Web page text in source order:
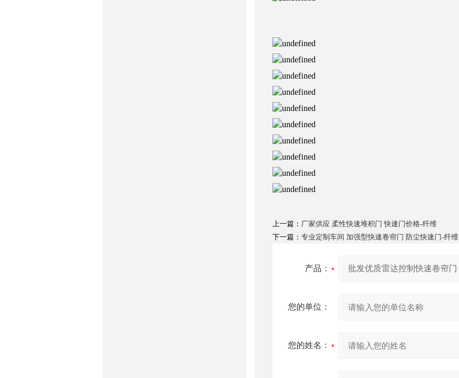
上一篇： 厂家供应 柔性快速堆积门 快速门价格-纤维
下一篇： 专业定制车间 加强型快速卷帘门 防尘快速门-纤维
产品：
您的单位：
您的姓名：